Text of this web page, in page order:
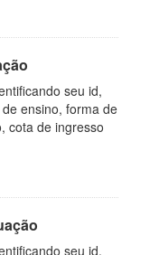
seu id,
ensino, forma de
cota de ingresso
seu id,